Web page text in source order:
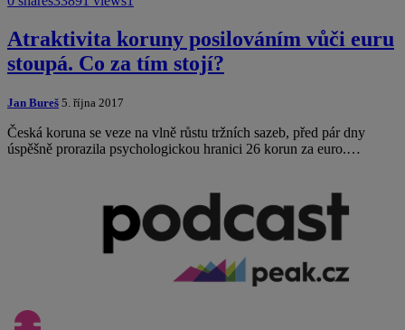
Atraktivita koruny posilováním vůči euru
stoupá. Co za tím stojí?
Jan Bureš 5. října 2017
Česká koruna se veze na vlně růstu tržních sazeb, před pár dny
úspěšně prorazila psychologickou hranici 26 korun za euro.…